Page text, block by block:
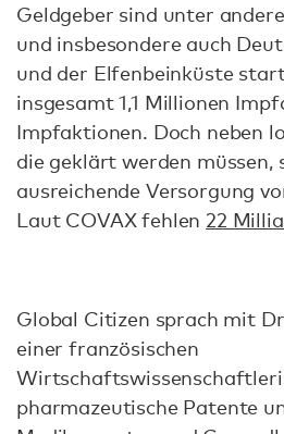
Geldgeber sind unter
und insbesondere auch
und der Elfenbeinküste
insgesamt 1,1 Millionen
Impfaktionen. Doch neben
die geklärt werden müssen,
ausreichende Versorgung
Laut COVAX fehlen 22
Global Citizen sprach mit
einer französischen
pharmazeutische Patente